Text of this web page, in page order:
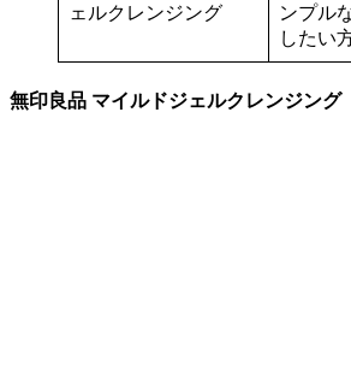
ェルクレンジング
ンプル
したい
無印良品 マイルドジェルクレンジング